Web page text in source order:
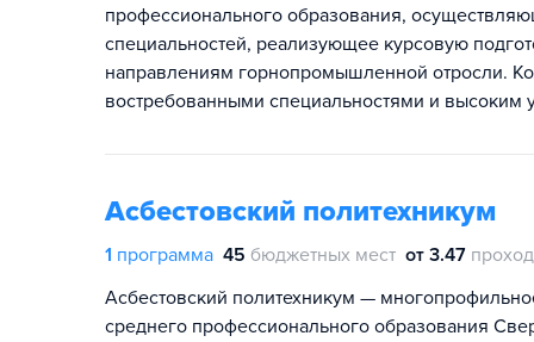
профессионального образования,
специальностей, реализующее курсовую
направлениям горнопромышленной отросли.
востребованными специальностями и высоким
Асбестовский политехникум
1 программа 45 бюджетных мест от 3.47
Асбестовский политехникум —
среднего профессионального образования